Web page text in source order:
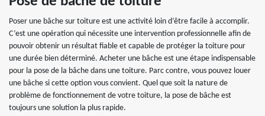
Poser une bâche sur toiture est une activité loin d’être facile à accomplir.
C’est une opération qui nécessite une intervention professionnelle afin de
pouvoir obtenir un résultat fiable et capable de protéger la toiture pour
une durée bien déterminé. Acheter une bâche est une étape indispensable
pour la pose de la bâche dans une toiture. Parc contre, vous pouvez louer
une bâche si cette option vous convient. Quel que soit la nature de
problème de fonctionnement de votre toiture, la pose de bâche est
toujours une solution la plus rapide.